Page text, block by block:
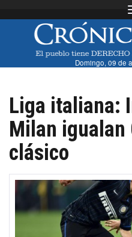
Domingo, 09 de
Liga italiana:
Milan igualan
clásico